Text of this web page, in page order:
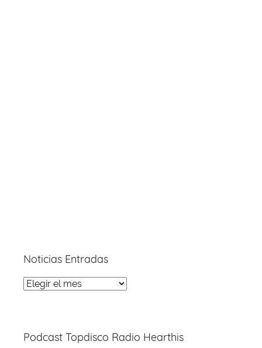
Noticias Entradas
Noticias
Podcast Topdisco Radio Hearthis